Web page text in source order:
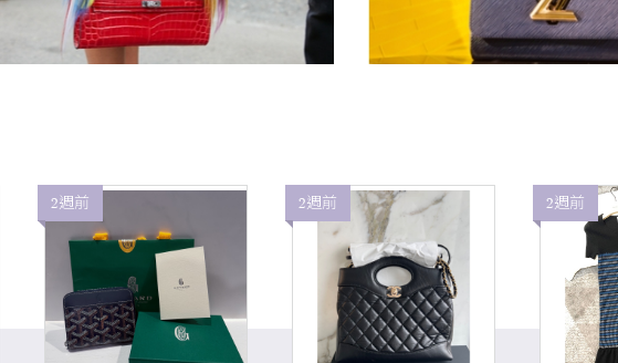
2週前 2週前 2週前